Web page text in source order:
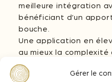
Gérer le
meilleure intégration
bénéficiant d’un
bouche.
Une application en
au mieux la
bois tout en préservant
bouche.